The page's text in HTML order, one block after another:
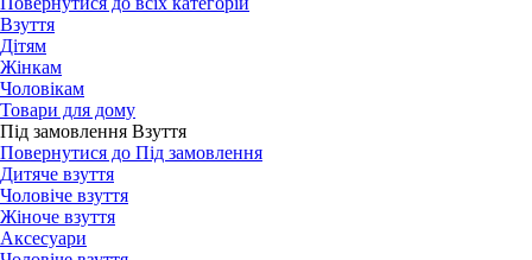
Взуття
Дітям
Жінкам
Чоловікам
Товари для дому
Під замовлення Взуття
Повернутися до Під замовлення
Дитяче взуття
Чоловіче взуття
Жіноче взуття
Аксесуари